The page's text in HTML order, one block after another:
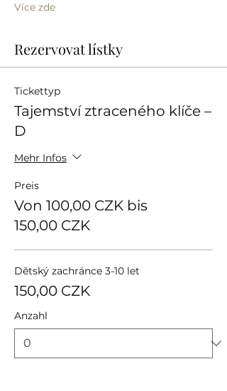
Více zde
Rezervovat lístky
Tickettyp
Tajemství ztraceného klíče –
D
Mehr Infos
Preis
Von 100,00 CZK bis
150,00 CZK
Dětský zachránce 3-10 let
150,00 CZK
Anzahl